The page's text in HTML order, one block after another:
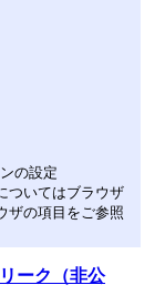
の設定
ついてはブラウザ
ザの項目をご参照
ーク（非公